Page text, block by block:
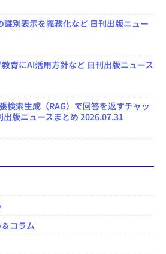
識別表示を義務化など 日刊出版ニュー
育にAI活用方針など 日刊出版ニュース
検索生成（RAG）で回答を返すチャッ
出版ニュースまとめ 2026.07.31
コラム